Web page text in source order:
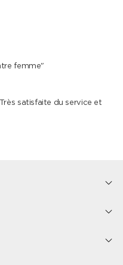
femme"
satisfaite du service et